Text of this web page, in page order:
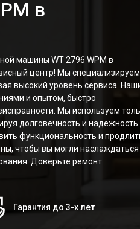
в
машины WT 2796 WPM в
центр! Мы
высокий уровень сервиса.
и опытом, быстро
Мы используем
долговечность и надежность
функциональность и
чтобы вы могли наслаждаться
Доверьте ремонт
Гарантия до 3-х лет